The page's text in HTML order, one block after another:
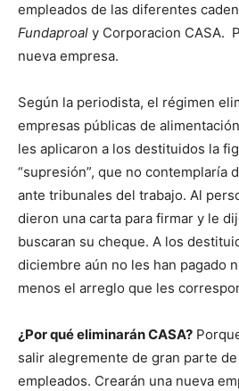
empleados de las diferentes
Fundaproal y Corporacion CASA.
nueva empresa.
Según la periodista, el régimen
empresas públicas de
les aplicaron a los destituidos la
“supresión”, que no contemplaría
ante tribunales del trabajo. Al
dieron una carta para firmar y le
buscaran su cheque. A los
diciembre aún no les han pagado
menos el arreglo que les
¿Por qué eliminarán CASA?
salir alegremente de gran parte
empleados. Crearán una nueva